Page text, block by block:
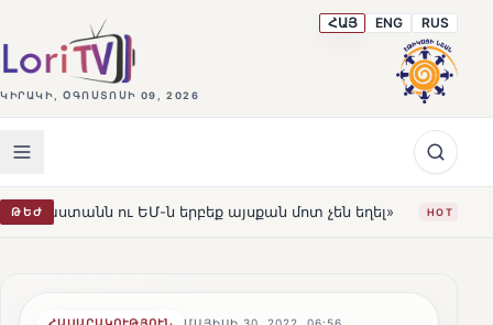
ԿԻՐԱԿԻ, ՕԳՈՍՏՈՍԻ 09, 2026
ՀԱՅ ENG RUS
ԹԵԺ
ԵՄ-ն երբեք այսքան մոտ չեն եղել» HOT Լեռնահովիտի